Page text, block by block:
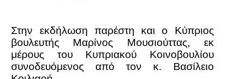
Στην εκδήλωση παρέστη και ο Κύπριος
βουλευτής Μαρίνος Μουσιούττας, εκ
μέρους του Κυπριακού Κοινοβουλίου
συνοδευόμενος από τον κ. Βασίλειο